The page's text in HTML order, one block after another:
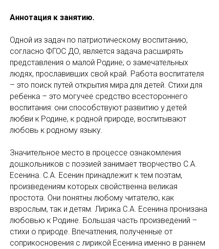
Аннотация к занятию.
Одной из задач по патриотическому воспитанию,
согласно ФГОС ДО, является задача расширять
представления о малой Родине; о замечательных
людях, прославивших свой край. Работа воспитателя
– это поиск путей открытия мира для детей. Стихи для
ребенка – это могучее средство всестороннего
воспитания: они способствуют развитию у детей
любви к Родине, к родной природе, воспитывают
любовь к родному языку.
Значительное место в процессе ознакомления
дошкольников с поэзией занимает творчество С.А.
Есенина. С.А. Есенин принадлежит к тем поэтам,
произведениям которых свойственна великая
простота. Они понятны любому читателю, как
взрослым, так и детям. Лирика С.А. Есенина пронизана
любовью к Родине. Большая часть произведений –
стихи о природе. Впечатления, полученные от
соприкосновения с лирикой Есенина именно в раннем